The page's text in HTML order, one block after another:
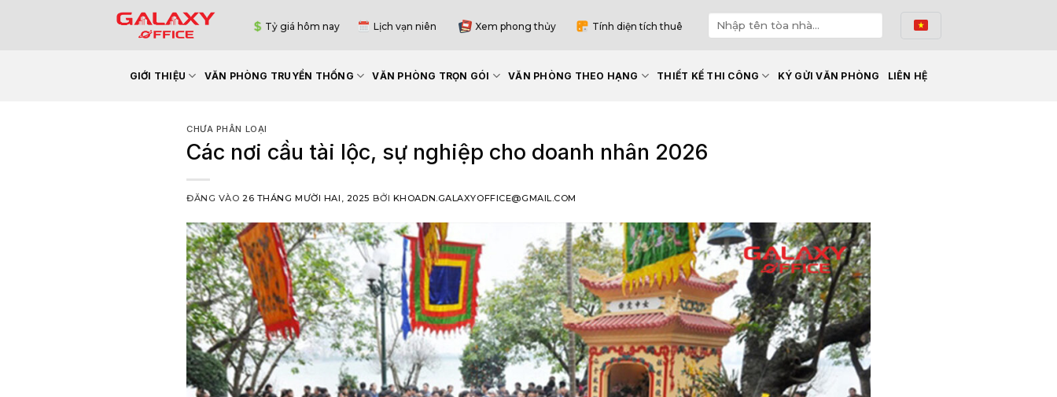
Tỷ giá hôm nay Lịch vạn niên Xem phong thủy Tính diện tích thuê
GIỚI THIỆU VĂN PHÒNG TRUYỀN THỐNG VĂN PHÒNG TRỌN GÓI VĂN PHÒNG THEO HẠNG THIẾT KẾ THI CÔNG KÝ GỬI VĂN PHÒNG LIÊN HỆ
CHƯA PHÂN LOẠI
Các nơi cầu tài lộc, sự nghiệp cho doanh nhân 2026
ĐĂNG VÀO26 THÁNG MƯỜI HAI, 2025 BỞI KHOADN.GALAXYOFFICE@GMAIL.COM